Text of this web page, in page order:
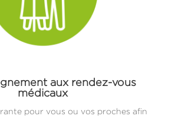
aux rendez-vous
médicaux
pour vous ou vos proches afin